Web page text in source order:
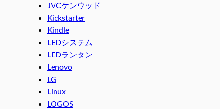
JVCケンウッド
Kickstarter
Kindle
LEDシステム
LEDランタン
Lenovo
LG
Linux
LOGOS